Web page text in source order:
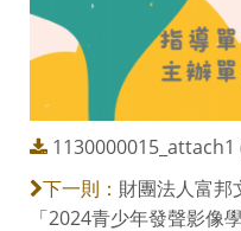
1130000015_attach1
下一則： 財團法人富邦
「2024青少年發聲影像學